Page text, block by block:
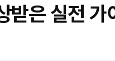
받은 실전 가